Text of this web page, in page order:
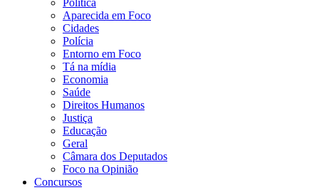
Aparecida em Foco
Cidades
Polícia
Entorno em Foco
Tá na mídia
Economia
Saúde
Direitos Humanos
Justiça
Educação
Geral
Câmara dos Deputados
Foco na Opinião
Concursos